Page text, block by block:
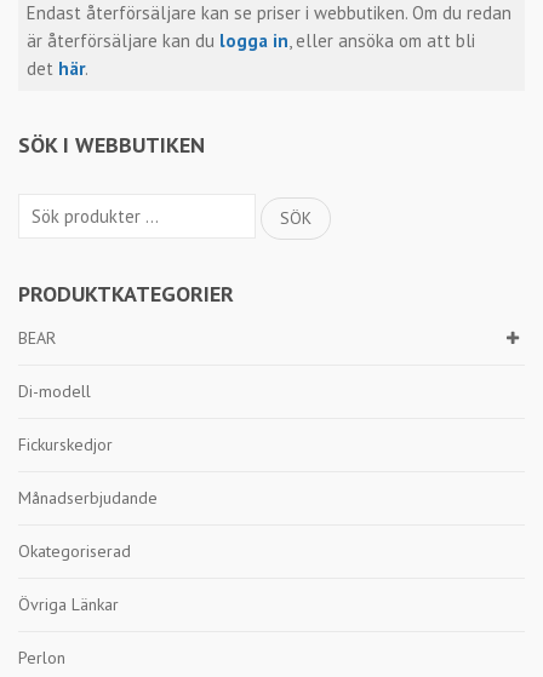
Endast återförsäljare kan se priser i webbutiken. Om du redan
är återförsäljare kan du logga in, eller ansöka om att bli
det här.
SÖK I WEBBUTIKEN
Sök
SÖK
PRODUKTKATEGORIER
BEAR
Di-modell
Fickurskedjor
Månadserbjudande
Okategoriserad
Övriga Länkar
Perlon